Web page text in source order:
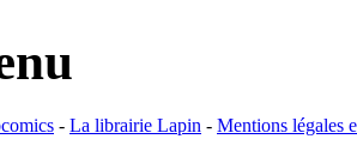
- La librairie Lapin - Mentions légales